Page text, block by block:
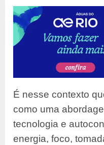
É nesse contexto
como uma
tecnologia e
energia, foco,